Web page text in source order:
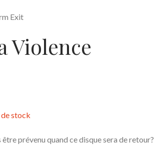
Exit
Violence
stock
être prévenu quand ce disque sera de retour?